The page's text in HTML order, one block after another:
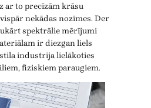
ar to precīzām krāsu
nekādas nozīmes. Der
spektrālie mērījumi
ir diezgan liels
industrija lielākoties
fiziskiem paraugiem.